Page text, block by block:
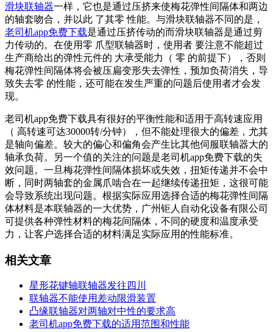
滑块联轴器一样，它也是通过压挤来使梅花弹性间隔体和两边
的轴套吻合，并以此 了其零 性能。与滑块联轴器不同的是，
老司机app免费下载是通过压挤传动的而滑块联轴器是通过剪
力传动的。在使用零 爪型联轴器时，使用者 要注意不能超过
生产商给出的弹性元件的 大承受能力（ 零 的前提下），否则
梅花弹性间隔体将会被压扁变形失去弹性，预加负荷消失，导
致失去零 的性能，还可能在发生严重的问题后使用者才会发
现。
老司机app免费下载具有很好的平衡性能和适用于高转速应用
（ 高转速可达30000转/分钟），但不能处理很大的偏差，尤其
是轴向偏差。较大的偏心和偏角会产生比其他伺服联轴器大的
轴承负荷。另一个值的关注的问题是老司机app免费下载的失
效问题。一旦梅花弹性间隔体损坏或失效，扭矩传递并不会中
断，同时两轴套的金属爪啮合在一起继续传递扭矩，这很可能
会导致系统出现问题。根据实际应用选择合适的梅花弹性间隔
体材料是本联轴器的一大优势，广州钜人自动化设备有限公司
可提供各种弹性材料的梅花间隔体，不同的硬度和温度承受
力，让客户选择合适的材料满足实际应用的性能标准。
相关文章
星形花键轴联轴器发往四川
联轴器不能使用差动限滑装置
凸缘联轴器对两轴对中性的要求高
老司机app免费下载的适用范围和性能